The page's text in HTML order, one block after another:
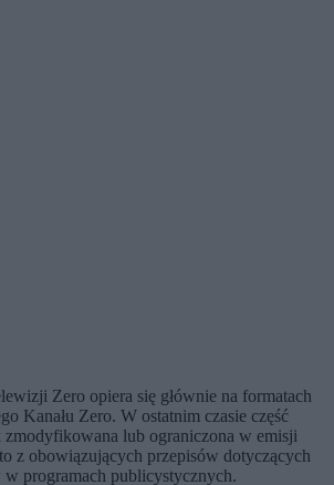
Zero opiera się głównie na formatach
Kanału Zero. W ostatnim czasie część
zmodyfikowana lub ograniczona w emisji
z obowiązujących przepisów dotyczących
programach publicystycznych.